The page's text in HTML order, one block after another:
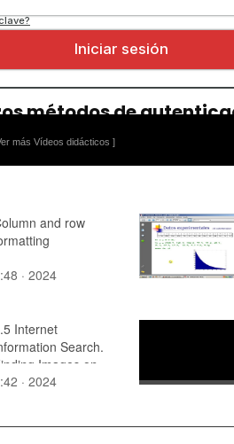
más Vídeos didácticos ]
and row
· 2024
Internet
Search.
Images on
· 2024